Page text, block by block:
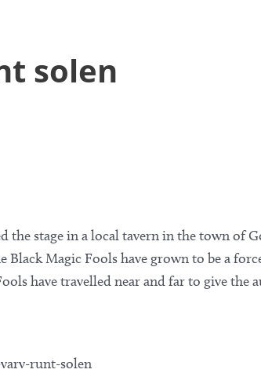
solen
stage in a local tavern in the town of
Magic Fools have grown to be a
have travelled near and far to give the
runt-solen